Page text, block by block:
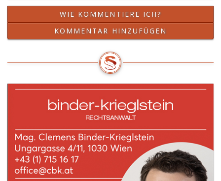
WIE KOMMENTIERE ICH?
KOMMENTAR HINZUFÜGEN